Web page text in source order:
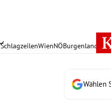
SchlagzeilenWienNÖBurgenland
Wählen